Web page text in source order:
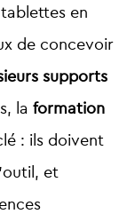
en
de concevoir
supports
la formation
: ils doivent
et